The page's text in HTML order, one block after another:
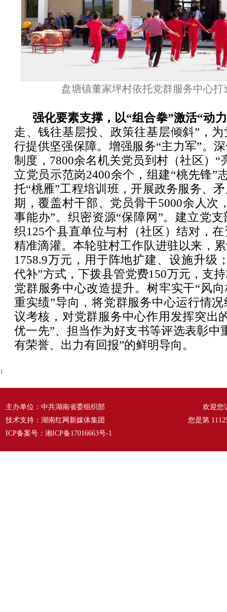
盘塘镇董家坪村依托党群服务中心打
强化要素支撑，以“组合拳”激活“动
走、钱往基层投、政策往基层倾斜”，
行提供坚强保障。增强服务“主力军”。
制度，7800余名机关党员到村（社区）“
立党员示范岗2400余个，组建“桃先锋”
托“桃雁”工程培训班，开展政务服务、
期，覆盖村干部、党员骨干5000余人次
事能办”。织密资源“保障网”。建立党
织125个县直单位与村（社区）结对，
精准滴灌。本轮驻村工作队进驻以来，
1758.9万元，用于阵地扩建、设施升级
代补”方式，下拨县管党费150万元，支
党群服务中心改造提升。树牢实干“风
重实绩”导向，将党群服务中心运行情
议考核，对党群服务中心作用发挥突出
优一先”、担当作为好支书等评选表彰中
有荣誉、出力有回报”的鲜明导向。
1
主办单位：中共湖南省委组织部
技术支持：湖南红网新媒体集团
ICP备案号： 湘ICP备17016663号-1
欢迎您
您是第